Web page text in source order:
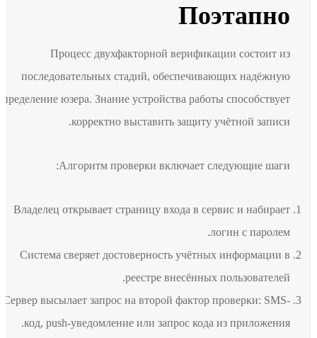
Поэтапно
Процесс двухфакторной верификации состоит из
последовательных стадий, обеспечивающих надёжную
определение юзера. Знание устройства работы способствует
корректно выставить защиту учётной записи.
Алгоритм проверки включает следующие шаги:
Владелец открывает страницу входа в сервис и набирает
логин с паролем.
Система сверяет достоверность учётных информации в
реестре внесённых пользователей.
Сервер высылает запрос на второй фактор проверки: SMS-
код, push-уведомление или запрос кода из приложения.